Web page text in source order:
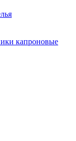
капроновые